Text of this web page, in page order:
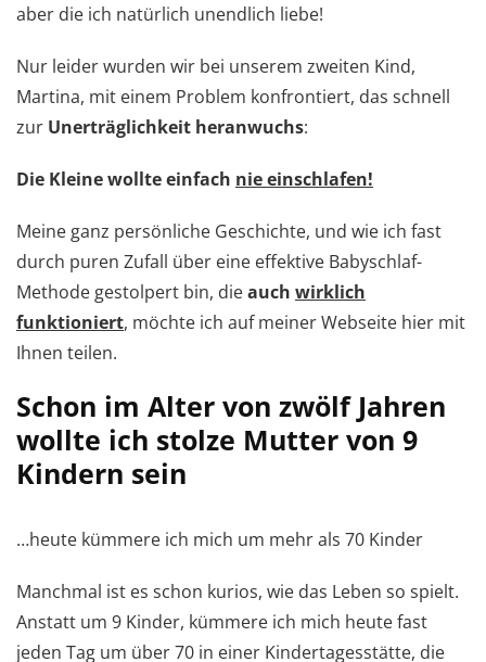
aber die ich natürlich unendlich liebe!
Nur leider wurden wir bei unserem zweiten Kind,
Martina, mit einem Problem konfrontiert, das schnell
zur Unerträglichkeit heranwuchs:
Die Kleine wollte einfach nie einschlafen!
Meine ganz persönliche Geschichte, und wie ich fast
durch puren Zufall über eine effektive Babyschlaf-
Methode gestolpert bin, dieauch wirklich
funktioniert, möchte ich auf meiner Webseite hier mit
Ihnen teilen.
Schon im Alter von zwölf Jahren
wollte ich stolze Mutter von 9
Kindern sein
…heute kümmere ich mich um mehr als 70 Kinder
Manchmal ist es schon kurios, wie das Leben so spielt.
Anstatt um 9 Kinder, kümmere ich mich heute fast
jeden Tag um über 70 in einer Kindertagesstätte, die